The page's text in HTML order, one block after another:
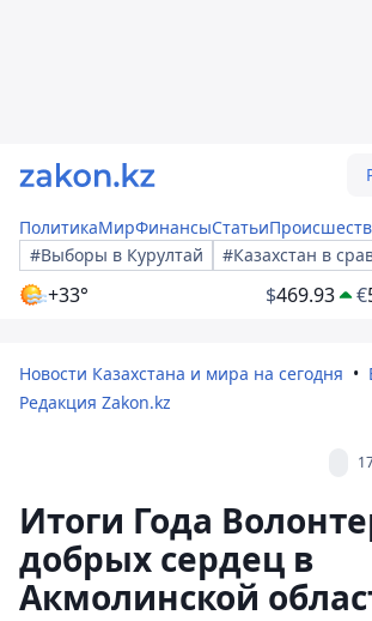
ПолитикаМирФинансыСтатьи
#Выборы в Курултай
#Казахстан в
+33° $469.93 €
Новости Казахстана и мира на сегодня
Редакция Zakon.kz
Итоги Года
добрых сердец в
Акмолинской